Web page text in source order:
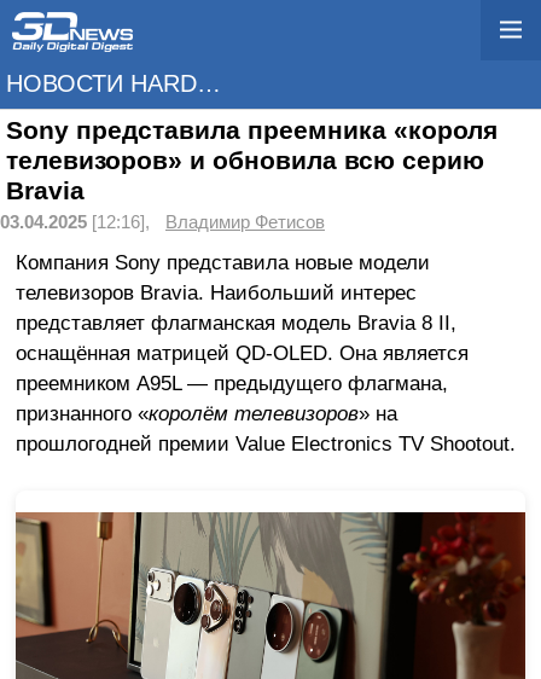
НОВОСТИ HARDWARE
Sony представила преемника «короля
телевизоров» и обновила всю серию
Bravia
03.04.2025 [12:16], Владимир Фетисов
Компания Sony представила новые модели
телевизоров Bravia. Наибольший интерес
представляет флагманская модель Bravia 8 II,
оснащённая матрицей QD-OLED. Она является
преемником A95L — предыдущего флагмана,
признанного «королём телевизоров» на
прошлогодней премии Value Electronics TV Shootout.